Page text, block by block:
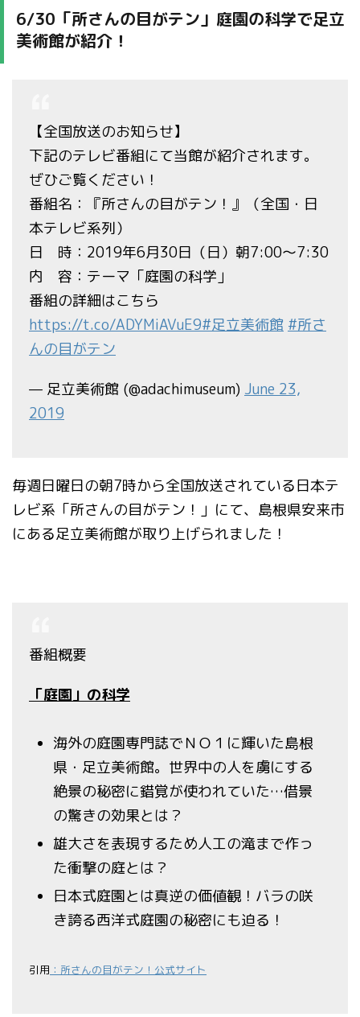
6/30「所さんの目がテン」庭園の科学で足立
美術館が紹介！
【全国放送のお知らせ】
下記のテレビ番組にて当館が紹介されます。
ぜひご覧ください！
番組名：『所さんの目がテン！』（全国・日
本テレビ系列）
日 時：2019年6月30日（日）朝7:00～7:30
内 容：テーマ「庭園の科学」
番組の詳細はこちら
https://t.co/ADYMiAVuE9#足立美術館 #所さ
んの目がテン
— 足立美術館 (@adachimuseum) June 23,
2019
毎週日曜日の朝7時から全国放送されている日本テ
レビ系「所さんの目がテン！」にて、島根県安来市
にある足立美術館が取り上げられました！
番組概要
「庭園」の科学
海外の庭園専門誌でＮＯ１に輝いた島根
県・足立美術館。世界中の人を虜にする
絶景の秘密に錯覚が使われていた…借景
の驚きの効果とは？
雄大さを表現するため人工の滝まで作っ
た衝撃の庭とは？
日本式庭園とは真逆の価値観！バラの咲
き誇る西洋式庭園の秘密にも迫る！
引用 ：所さんの目がテン！公式サイト